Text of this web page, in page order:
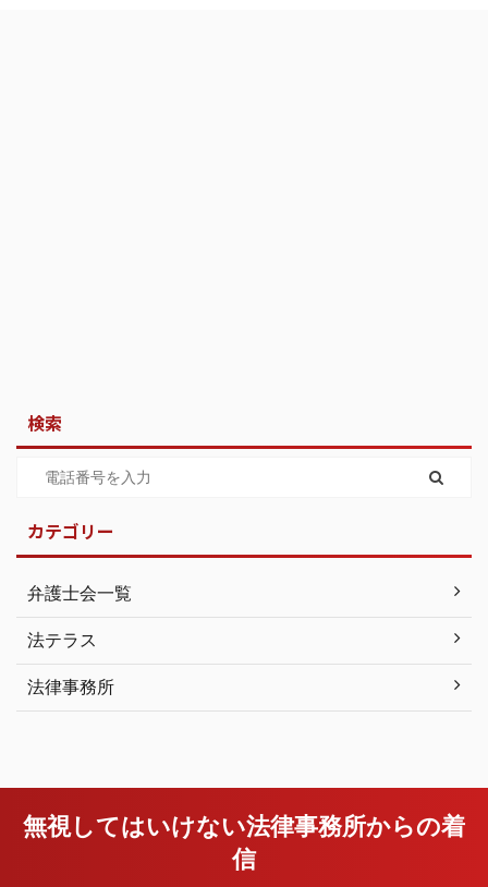
検索
カテゴリー
弁護士会一覧
法テラス
法律事務所
無視してはいけない法律事務所からの着
信